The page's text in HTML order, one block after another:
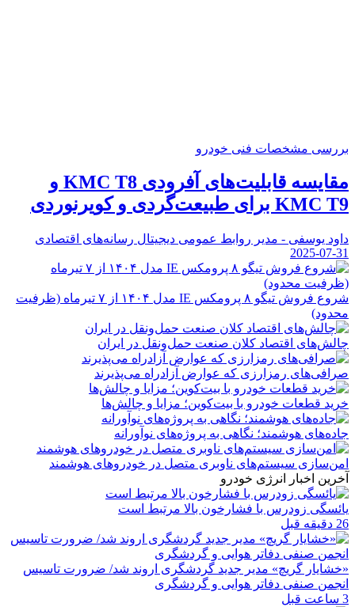
بررسی مشخصات فنی خودرو
مقایسه قابلیت‌های آفرودی KMC T8 و
KMC T9 برای طبیعت‌گردی و کویرنوردی
داود یوسفی - مدیر روابط عمومی دیجیتال رسانه‌های اقتصادی
2025-07-31
شروع فروش تیگو ۸ پرومکس IE مدل ۱۴۰۴ از ۷ تیرماه (ظرفیت
محدود)
چالش‌های اقتصاد کلان صنعت حمل‌ونقل در ایران
صرافی‌های رمزارزی که عوارض آزادراه می‌پذیرند
خرید قطعات خودرو با بیت‌کوین؛ مزایا و چالش‌ها
جاده‌های هوشمند؛ نگاهی به پروژه‌های نوآورانه
امن‌سازی سیستم‌های ناوبری متصل در خودروهای هوشمند
آخرین اخبار انرژی خودرو
یائسگی زودرس با فشارخون بالا مرتبط است
26 دقیقه قبل
«خشایار گریچ» مدیر جدید گردشگری اروند شد/ ضرورت تاسیس
انجمن صنفی دفاتر هوایی و گردشگری
3 ساعت قبل